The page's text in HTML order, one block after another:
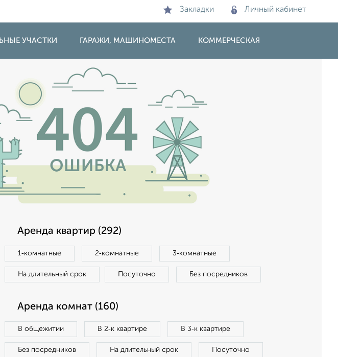
Закладки Личный кабинет
УЧАСТКИ ГАРАЖИ, МАШИНОМЕСТА КОММЕРЧЕСКАЯ
Аренда квартир (292)
1‑комнатные 2‑комнатные 3‑комнатные
На длительный срок Посуточно Без посредников
Аренда комнат (160)
В общежитии В 2‑к квартире В 3‑к квартире
Без посредников На длительный срок Посуточно